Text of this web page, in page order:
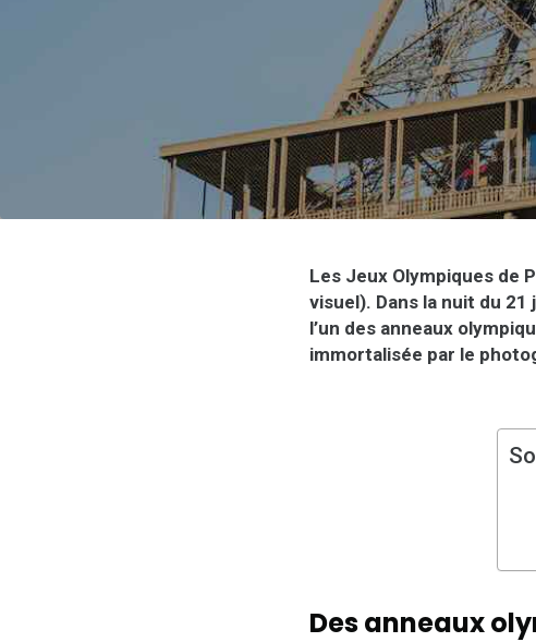
Les Jeux Olympiques de
visuel). Dans la nuit du
l’un des anneaux
immortalisée par le
Des anneaux